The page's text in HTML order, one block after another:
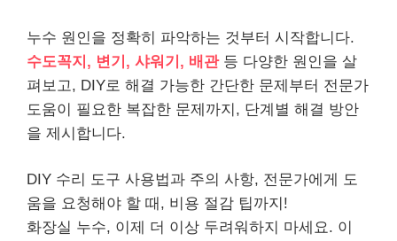
누수 원인을 정확히 파악하는 것부터 시작합니다.
수도꼭지, 변기, 샤워기, 배관등 다양한 원인을 살
펴보고, DIY로 해결 가능한 간단한 문제부터 전문가
도움이 필요한 복잡한 문제까지, 단계별 해결 방안
을 제시합니다.
DIY 수리 도구 사용법과 주의 사항, 전문가에게 도
움을 요청해야 할 때, 비용 절감 팁까지!
화장실 누수, 이제 더 이상 두려워하지 마세요. 이